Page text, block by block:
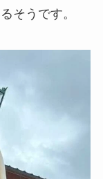
そうです。